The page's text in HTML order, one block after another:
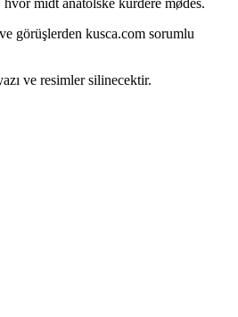
hvor midt anatolske kurdere mødes.
görüşlerden kusca.com sorumlu
ve resimler silinecektir.